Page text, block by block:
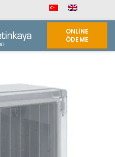
ONLINE
ÖDEME